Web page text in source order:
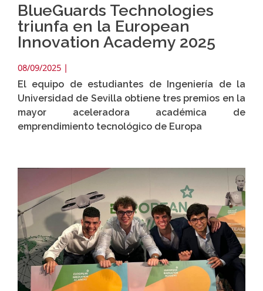
BlueGuards Technologies
triunfa en la European
Innovation Academy 2025
08/09/2025 |
El equipo de estudiantes de Ingeniería de la
Universidad de Sevilla obtiene tres premios en la
mayor aceleradora académica de
emprendimiento tecnológico de Europa